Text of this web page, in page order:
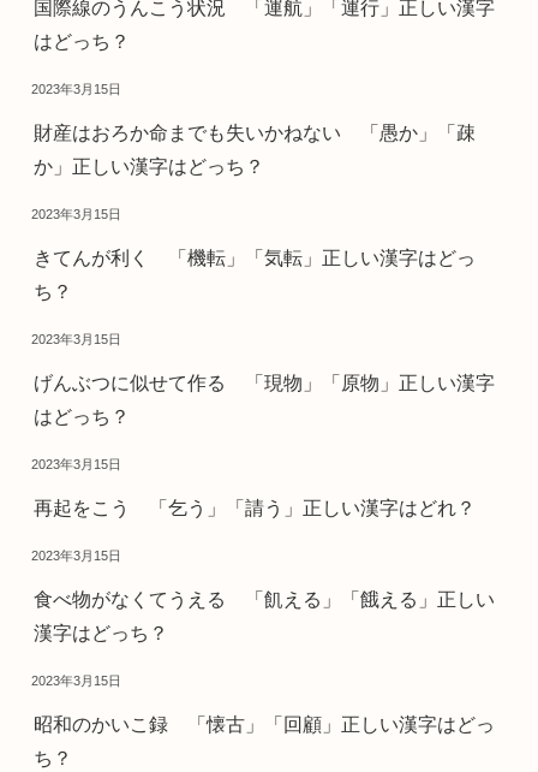
国際線のうんこう状況 「運航」「運行」正しい漢字
はどっち？
2023年3月15日
財産はおろか命までも失いかねない 「愚か」「疎
か」正しい漢字はどっち？
2023年3月15日
きてんが利く 「機転」「気転」正しい漢字はどっ
ち？
2023年3月15日
げんぶつに似せて作る 「現物」「原物」正しい漢字
はどっち？
2023年3月15日
再起をこう 「乞う」「請う」正しい漢字はどれ？
2023年3月15日
食べ物がなくてうえる 「飢える」「餓える」正しい
漢字はどっち？
2023年3月15日
昭和のかいこ録 「懐古」「回顧」正しい漢字はどっ
ち？